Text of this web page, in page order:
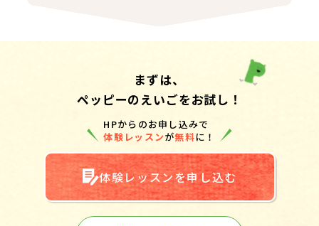
まずは、
ペッピーのえいごをお試し！
HPからのお申し込みで
体験レッスンが無料に！
体験レッスンを申し込む